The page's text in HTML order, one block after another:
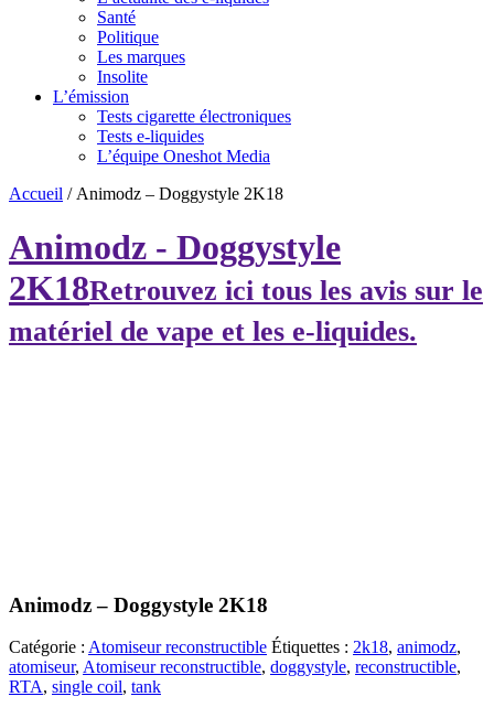
Santé
Politique
Les marques
Insolite
L’émission
Tests cigarette électroniques
Tests e-liquides
L’équipe Oneshot Media
Accueil / Animodz – Doggystyle 2K18
Animodz - Doggystyle
2K18Retrouvez ici tous les avis sur le
matériel de vape et les e-liquides.
Animodz – Doggystyle 2K18
Catégorie : Atomiseur reconstructible Étiquettes : 2k18, animodz,
atomiseur, Atomiseur reconstructible, doggystyle, reconstructible,
RTA, single coil, tank